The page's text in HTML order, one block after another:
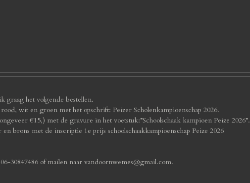
graag het volgende bestellen.
wit en groen met het opschrift: Peizer Scholenkampioenschap 2026.
€15,) met de gravure in het voetstuk:”Schoolschaak kampioen Peize 2026”.
brons met de inscriptie 1e prijs schoolschaakkampioenschap Peize 2026
30847486 of mailen naar vandoornwemes@gmail.com.